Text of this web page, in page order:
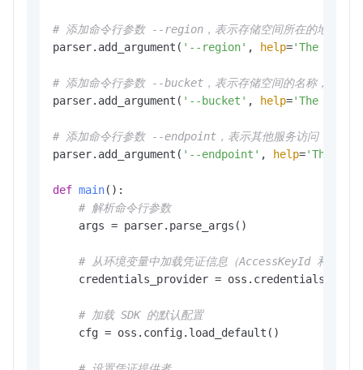
# 添加命令行参数 --region，表示存储空间所在的地域，
parser.add_argument( '--region' , help='The
# 添加命令行参数 --bucket，表示存储空间的名称，必填项
parser.add_argument( '--bucket' , help='The
# 添加命令行参数 --endpoint，表示其他服务访问 OSS 时
parser.add_argument( '--endpoint' , help='The
def main():
# 解析命令行参数
    args = parser.parse_args()
# 从环境变量中加载凭证信息（AccessKeyId 和
credentials_provider =
# 加载 SDK 的默认配置
    cfg = oss.config.load_default()